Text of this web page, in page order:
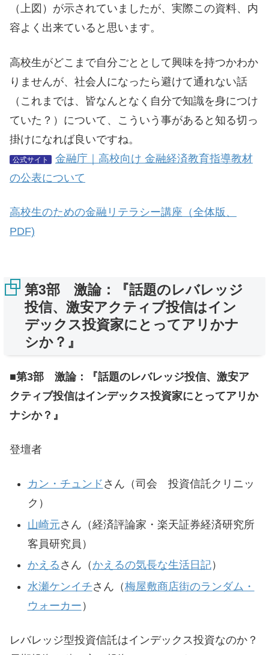
（上図）が示されていましたが、実際この資料、内
容よく出来ていると思います。
高校生がどこまで自分ごととして興味を持つかわか
りませんが、社会人になったら避けて通れない話
（これまでは、皆なんとなく自分で知識を身につけ
ていた？）について、こういう事があると知る切っ
掛けになれば良いですね。
公式サイト
金融庁｜高校向け 金融経済教育指導教材
の公表について
高校生のための金融リテラシー講座（全体版、
PDF)
第3部 激論：『話題のレバレッジ
投信、激安アクティブ投信はイン
デックス投資家にとってアリかナ
シか？』
■第3部 激論：『話題のレバレッジ投信、激安ア
クティブ投信はインデックス投資家にとってアリか
ナシか？』
登壇者
カン・チュンド さん（司会 投資信託クリニッ
ク）
山崎元さん（経済評論家・楽天証券経済研究所
客員研究員）
かえる さん（ かえるの気長な生活日記）
水瀬ケンイチさん（梅屋敷商店街のランダム・
ウォーカー ）
レバレッジ型投資信託はインデックス投資なのか？